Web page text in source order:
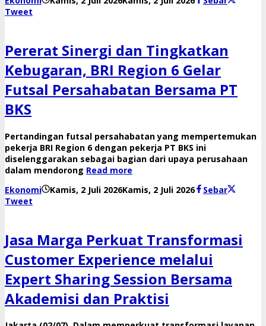
Tweet
Pererat Sinergi dan Tingkatkan
Kebugaran, BRI Region 6 Gelar
Futsal Persahabatan Bersama PT
BKS
Pertandingan futsal persahabatan yang mempertemukan
pekerja BRI Region 6 dengan pekerja PT BKS ini
diselenggarakan sebagai bagian dari upaya perusahaan
dalam mendorong Read more
Ekonomi
Kamis, 2 Juli 2026Kamis, 2 Juli 2026olehSebar
Tweet
Jasa Marga Perkuat Transformasi
Customer Experience melalui
Expert Sharing Session Bersama
Akademisi dan Praktisi